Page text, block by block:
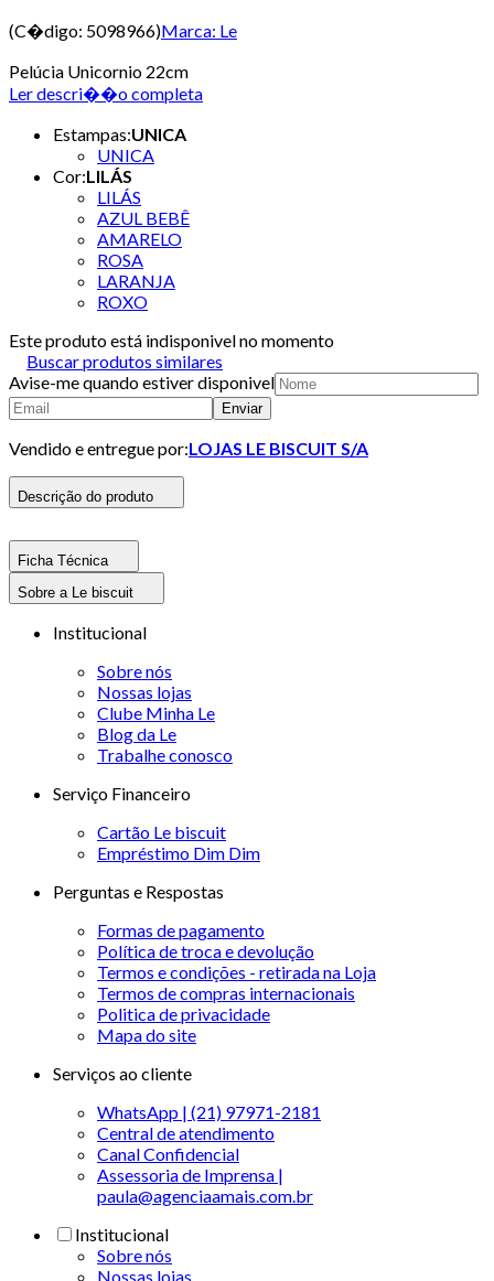
(C�digo: 5098966)Marca: Le
Pelúcia Unicornio 22cm
Ler descri��o completa
Estampas:UNICA
UNICA
Cor:LILÁS
LILÁS
AZUL BEBÊ
AMARELO
ROSA
LARANJA
ROXO
Este produto está indisponivel no momento
Buscar produtos similares
Avise-me quando estiver disponivel
Enviar
Vendido e entregue por:LOJAS LE BISCUIT S/A
Descrição do produto
Ficha Técnica
Sobre a Le biscuit
Institucional
Sobre nós
Nossas lojas
Clube Minha Le
Blog da Le
Trabalhe conosco
Serviço Financeiro
Cartão Le biscuit
Empréstimo Dim Dim
Perguntas e Respostas
Formas de pagamento
Política de troca e devolução
Termos e condições - retirada na Loja
Termos de compras internacionais
Politica de privacidade
Mapa do site
Serviços ao cliente
WhatsApp | (21) 97971-2181
Central de atendimento
Canal Confidencial
Assessoria de Imprensa |
paula@agenciaamais.com.br
Institucional
Sobre nós
Nossas lojas